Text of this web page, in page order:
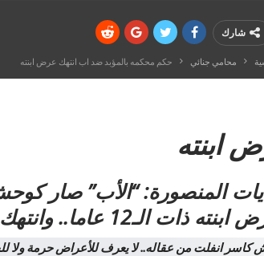
شارك
محامي جنائي حكم محكمه بالمؤبد ضد اب انتهك عرض ابنته
ابنته
المنصورة: “الأب” صار
السماء وقانون الأرض